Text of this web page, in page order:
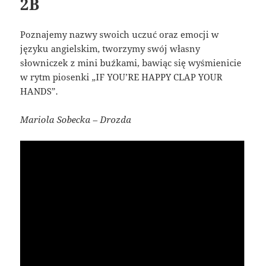
Poznajemy nazwy swoich uczuć oraz emocji w
języku angielskim, tworzymy swój własny
słowniczek z mini buźkami, bawiąc się wyśmienicie
w rytm piosenki „IF YOU’RE HAPPY CLAP YOUR
HANDS”.
Mariola Sobecka – Drozda